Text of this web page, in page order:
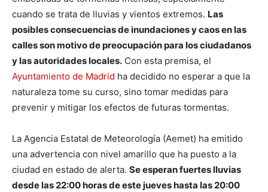
cuando se trata de lluvias y vientos extremos. Las
posibles consecuencias de inundaciones y caos en las
calles son motivo de preocupación para los ciudadanos
y las autoridades locales. Con esta premisa, el
Ayuntamiento de Madrid ha decidido no esperar a que la
naturaleza tome su curso, sino tomar medidas para
prevenir y mitigar los efectos de futuras tormentas.
La Agencia Estatal de Meteorología (Aemet) ha emitido
una advertencia con nivel amarillo que ha puesto a la
ciudad en estado de alerta. Se esperan fuertes lluvias
desde las 22:00 horas de este jueves hasta las 20:00